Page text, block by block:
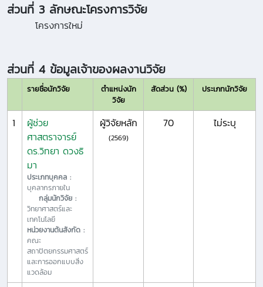
ส่วนที่ 3 ลักษณะโครงการวิจัย
โครงการใหม่
ส่วนที่ 4 ข้อมูลเจ้าของผลงานวิจัย
รายชื่อนักวิจัย
ตำแหน่งนัก
วิจัย
สัดส่วน (%) ประเภทนักวิจัย
1
ผู้ช่วย
ศาสตราจารย์
ดร.วิทยา ดวงธิ
มา
ประเภทบุคคล :
บุคลากรภายใน
กลุ่มนักวิจัย :
วิทยาศาสตร์และ
เทคโนโลยี
หน่วยงานต้นสังกัด :
คณะ
สถาปัตยกรรมศาสตร์
และการออกแบบสิ่ง
แวดล้อม
ผู้วิจัยหลัก
(2569)
70 ไม่ระบุ